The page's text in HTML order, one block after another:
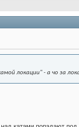
локации" - а чо за